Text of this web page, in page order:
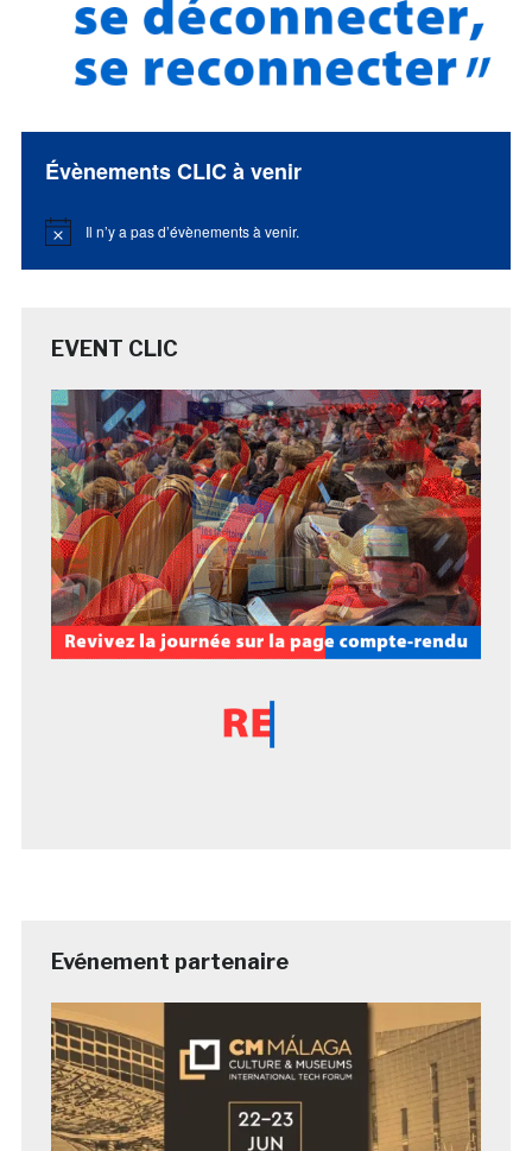
Évènements CLIC à venir
Notice Il n’y a pas d’évènements à venir.
EVENT CLIC
Evénement partenaire